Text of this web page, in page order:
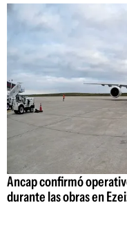
Ancap confirmó
durante las obras en